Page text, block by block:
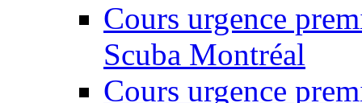
Cours urgence
Scuba Montréal
Cours urgence